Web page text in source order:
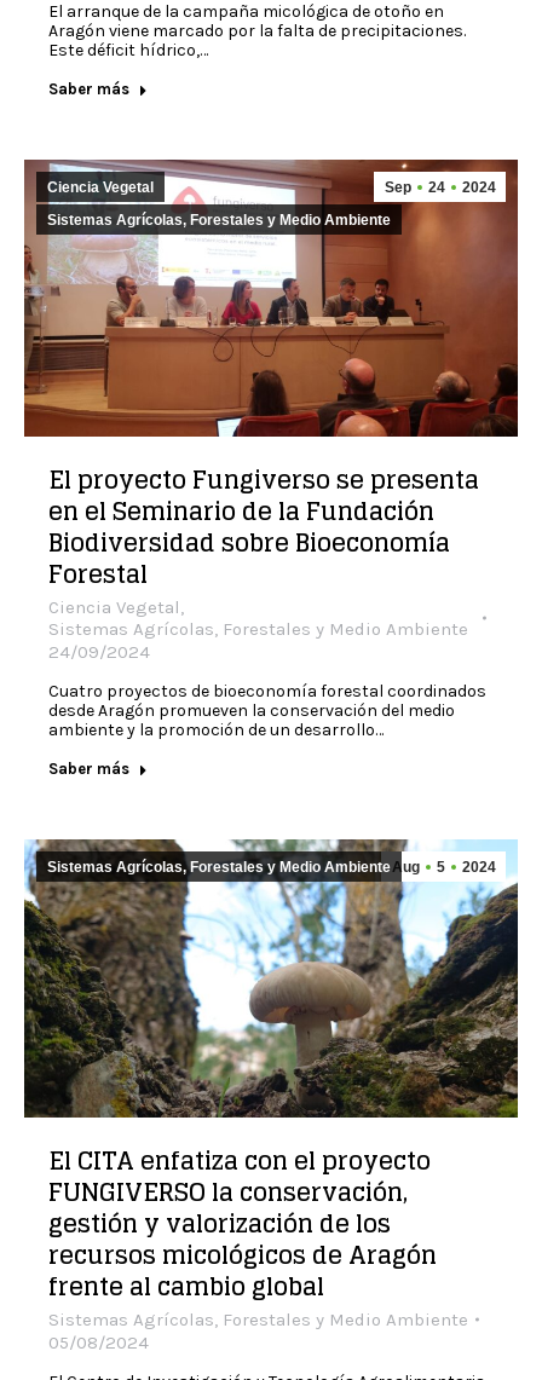
El arranque de la campaña micológica de otoño en
Aragón viene marcado por la falta de precipitaciones.
Este déficit hídrico,…
Saber más
Sep 24 2024
Ciencia Vegetal
Sistemas Agrícolas, Forestales y Medio Ambiente
El proyecto Fungiverso se presenta
en el Seminario de la Fundación
Biodiversidad sobre Bioeconomía
Forestal
Ciencia Vegetal,
Sistemas Agrícolas, Forestales y Medio Ambiente
24/09/2024
Cuatro proyectos de bioeconomía forestal coordinados
desde Aragón promueven la conservación del medio
ambiente y la promoción de un desarrollo…
Saber más
Aug 5 2024
Sistemas Agrícolas, Forestales y Medio Ambiente
El CITA enfatiza con el proyecto
FUNGIVERSO la conservación,
gestión y valorización de los
recursos micológicos de Aragón
frente al cambio global
Sistemas Agrícolas, Forestales y Medio Ambiente
05/08/2024